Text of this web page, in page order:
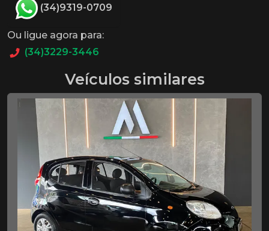
(34)9319-0709
Ou ligue agora para:
(34)3229-3446
Veículos similares